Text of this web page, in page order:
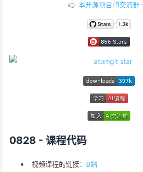
👉 本开源项目的交流群
0828 - 课程代码
视频课程的链接： B站